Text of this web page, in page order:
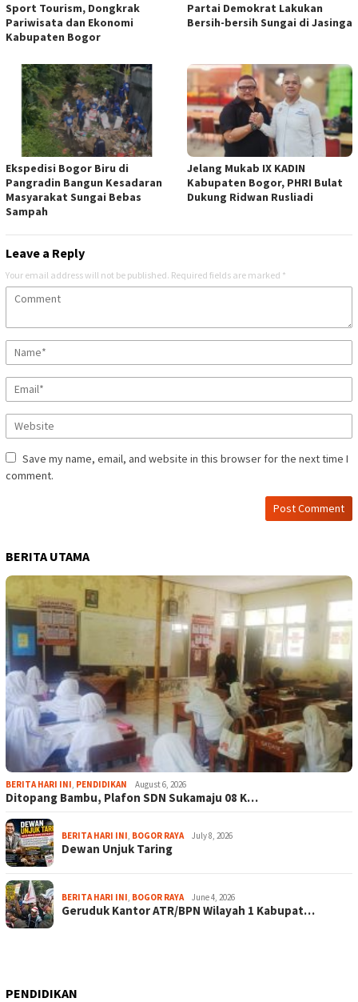
Sport Tourism, Dongkrak
Pariwisata dan Ekonomi
Kabupaten Bogor
Partai Demokrat Lakukan
Bersih-bersih Sungai di Jasinga
Ekspedisi Bogor Biru di
Pangradin Bangun Kesadaran
Masyarakat Sungai Bebas
Sampah
Jelang Mukab IX KADIN
Kabupaten Bogor, PHRI Bulat
Dukung Ridwan Rusliadi
Leave a Reply
Your email address will not be published. Required fields are marked *
Save my name, email, and website in this browser for the next time I
comment.
BERITA UTAMA
BERITA HARI INI, PENDIDIKAN August 6, 2026
Ditopang Bambu, Plafon SDN Sukamaju 08 K…
BERITA HARI INI, BOGOR RAYA July 8, 2026
Dewan Unjuk Taring
BERITA HARI INI, BOGOR RAYA June 4, 2026
Geruduk Kantor ATR/BPN Wilayah 1 Kabupat…
PENDIDIKAN